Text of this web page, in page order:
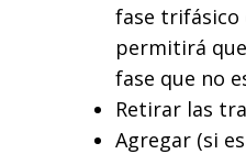
fase trifásico
permitirá
fase que no
Retirar las
Agregar (si